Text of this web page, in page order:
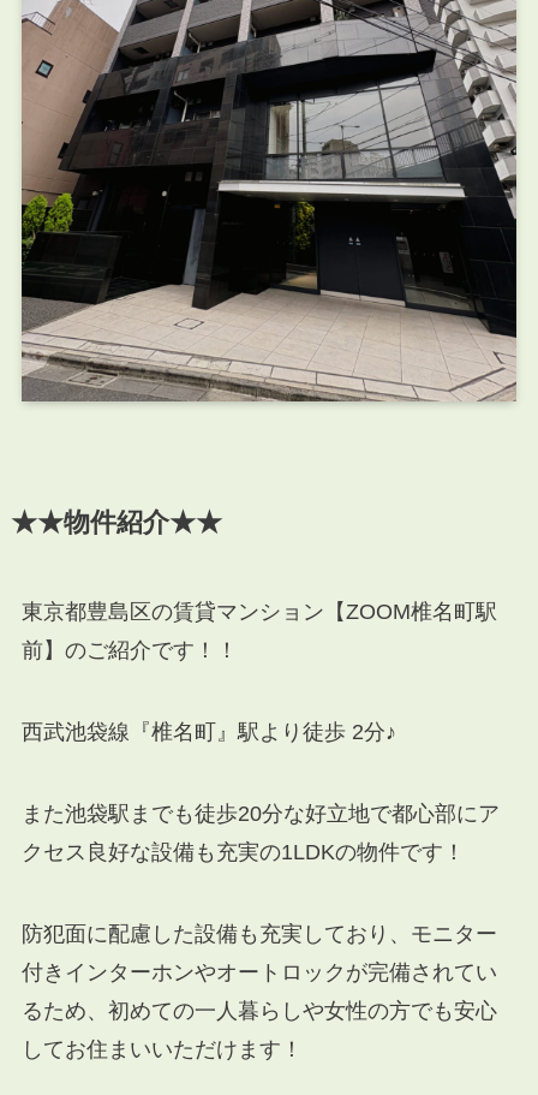
★★物件紹介★★
東京都豊島区の賃貸マンション【ZOOM椎名町駅
前】のご紹介です！！
西武池袋線『椎名町』駅より徒歩 2分♪
また池袋駅までも徒歩20分な好立地で都心部にア
クセス良好な設備も充実の1LDKの物件です！
防犯面に配慮した設備も充実しており、モニター
付きインターホンやオートロックが完備されてい
るため、初めての一人暮らしや女性の方でも安心
してお住まいいただけます！